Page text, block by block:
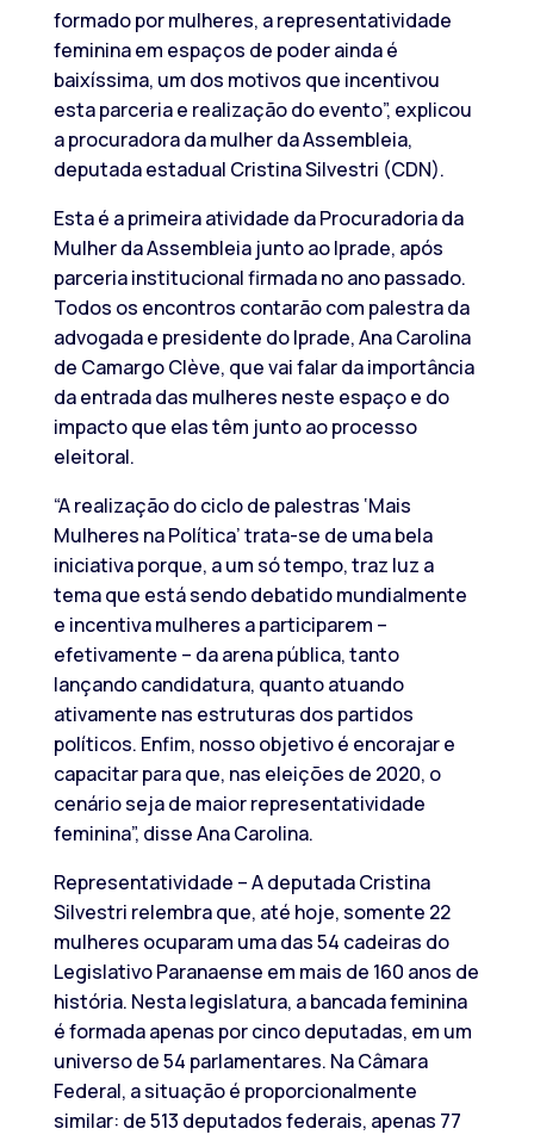
formado por mulheres, a representatividade
feminina em espaços de poder ainda é
baixíssima, um dos motivos que incentivou
esta parceria e realização do evento”, explicou
a procuradora da mulher da Assembleia,
deputada estadual Cristina Silvestri (CDN).
Esta é a primeira atividade da Procuradoria da
Mulher da Assembleia junto ao Iprade, após
parceria institucional firmada no ano passado.
Todos os encontros contarão com palestra da
advogada e presidente do Iprade, Ana Carolina
de Camargo Clève, que vai falar da importância
da entrada das mulheres neste espaço e do
impacto que elas têm junto ao processo
eleitoral.
“A realização do ciclo de palestras ‘Mais
Mulheres na Política’ trata-se de uma bela
iniciativa porque, a um só tempo, traz luz a
tema que está sendo debatido mundialmente
e incentiva mulheres a participarem –
efetivamente – da arena pública, tanto
lançando candidatura, quanto atuando
ativamente nas estruturas dos partidos
políticos. Enfim, nosso objetivo é encorajar e
capacitar para que, nas eleições de 2020, o
cenário seja de maior representatividade
feminina”, disse Ana Carolina.
Representatividade – A deputada Cristina
Silvestri relembra que, até hoje, somente 22
mulheres ocuparam uma das 54 cadeiras do
Legislativo Paranaense em mais de 160 anos de
história. Nesta legislatura, a bancada feminina
é formada apenas por cinco deputadas, em um
universo de 54 parlamentares. Na Câmara
Federal, a situação é proporcionalmente
similar: de 513 deputados federais, apenas 77